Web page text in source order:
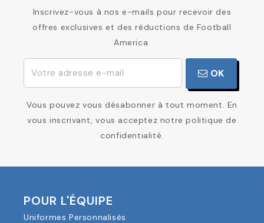
Inscrivez-vous à nos e-mails pour recevoir des
offres exclusives et des réductions de Football
America.
OK
Vous pouvez vous désabonner à tout moment. En
vous inscrivant, vous acceptez notre politique de
confidentialité.
POUR L'ÉQUIPE
Uniformes Personnalisés